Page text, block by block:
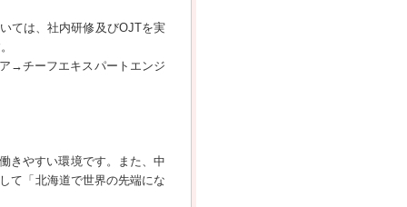
ては、社内研修及びOJTを実
→チーフエキスパートエンジ
きやすい環境です。また、中
て「北海道で世界の先端にな